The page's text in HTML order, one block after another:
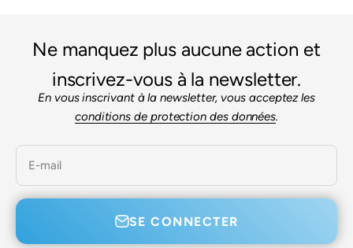
Ne manquez plus aucune action et
inscrivez-vous à la newsletter.
En vous inscrivant à la newsletter, vous acceptez les
conditions de protection des données.
E-mail
SE CONNECTER